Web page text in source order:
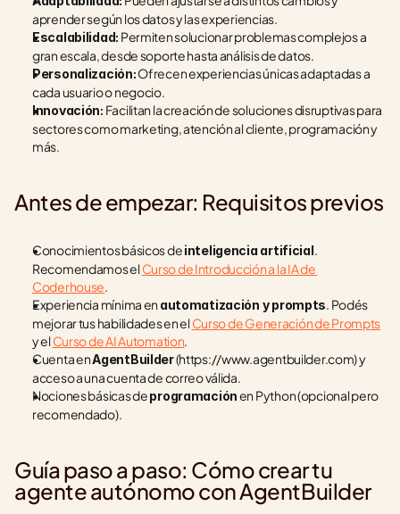
aprender según los datos y las experiencias.
Escalabilidad: Permiten solucionar problemas complejos a
gran escala, desde soporte hasta análisis de datos.
Personalización: Ofrecen experiencias únicas adaptadas a
cada usuario o negocio.
Innovación: Facilitan la creación de soluciones disruptivas para
sectores como marketing, atención al cliente, programación y
más.
Antes de empezar: Requisitos previos
Conocimientos básicos de inteligencia artificial.
Recomendamos el Curso de Introducción a la IA de
Coderhouse.
Experiencia mínima en automatización y prompts. Podés
mejorar tus habilidades en el Curso de Generación de Prompts
y el Curso de AI Automation.
Cuenta en AgentBuilder (https://www.agentbuilder.com) y
acceso a una cuenta de correo válida.
Nociones básicas de programación en Python (opcional pero
recomendado).
Guía paso a paso: Cómo crear tu
agente autónomo con AgentBuilder